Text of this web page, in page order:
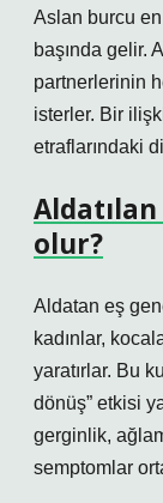
Aslan burcu
başında gelir.
partnerlerinin
isterler. Bir
etraflarındaki
olur?
Aldatan eş
kadınlar,
yaratırlar. Bu
dönüş” etkisi
gerginlik,
semptomlar